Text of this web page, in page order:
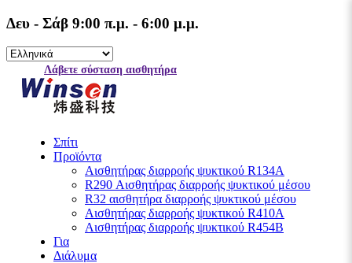
Δευ - Σάβ 9:00 π.μ. - 6:00 μ.μ.
Λάβετε σύσταση αισθητήρα
Σπίτι
Προϊόντα
Αισθητήρας διαρροής ψυκτικού R134A
R290 Αισθητήρας διαρροής ψυκτικού μέσου
R32 αισθητήρα διαρροής ψυκτικού μέσου
Αισθητήρας διαρροής ψυκτικού R410A
Αισθητήρας διαρροής ψυκτικού R454B
Για
Διάλυμα